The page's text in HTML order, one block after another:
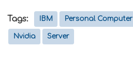
Tags: IBM Personal Computer
Nvidia Server